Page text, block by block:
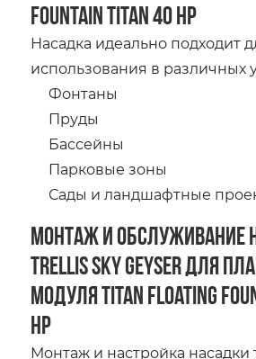
Fountain Titan 40 HP
Насадка идеально подходит
использования в различных
Фонтаны
Пруды
Бассейны
Парковые зоны
Сады и ландшафтные
Монтаж и обслуживание
Trellis Sky Geyser для
модуля Titan Floating
HP
Монтаж и настройка насадки